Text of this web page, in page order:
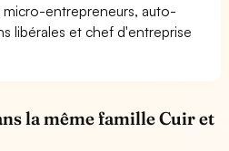
micro-entrepreneurs, auto-
libérales et chef d'entreprise
la même famille Cuir et